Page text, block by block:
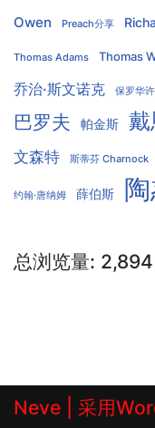
Owen Preach分享
Thomas Adams Thomas
乔治·斯文诺克 保罗华许
巴罗夫 帕金斯 戴
文森特 斯蒂芬 Charnock
约翰·唐纳姆 薛伯斯
总浏览量: 2,894
Neve | 采用